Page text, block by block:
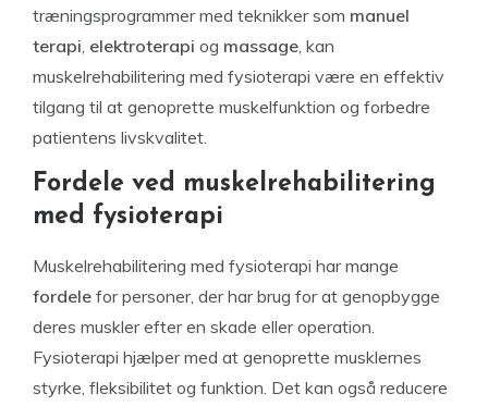
træningsprogrammer med teknikker som manuel
terapi, elektroterapi og massage, kan
muskelrehabilitering med fysioterapi være en effektiv
tilgang til at genoprette muskelfunktion og forbedre
patientens livskvalitet.
Fordele ved muskelrehabilitering
med fysioterapi
Muskelrehabilitering med fysioterapi har mange
fordele for personer, der har brug for at genopbygge
deres muskler efter en skade eller operation.
Fysioterapi hjælper med at genoprette musklernes
styrke, fleksibilitet og funktion. Det kan også reducere